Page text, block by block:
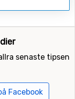
senaste tipsen
Facebook